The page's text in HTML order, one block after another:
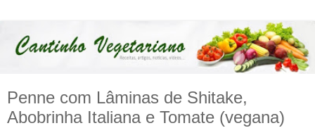
Penne com Lâminas de Shitake,
Abobrinha Italiana e Tomate (vegana)